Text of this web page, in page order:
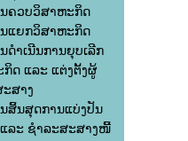
ຄວບວິສາຫະກິດ
ແຍກວິສາຫະກິດ
ດຳເນີນການຍຸບເລີກ
ດ ແລະ ແຕ່ງຕັ້ງຜູ້
ສາງ
ສິ້ນສຸດການແບ່ງປັນ
ລະ ຊຳລະສະສາງໜີ້